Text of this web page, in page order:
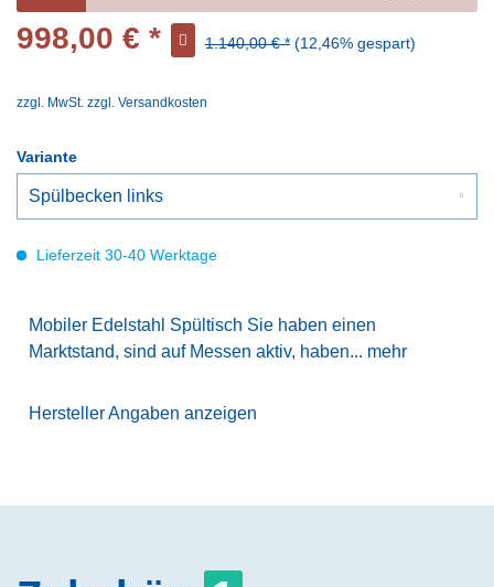
998,00 € * 1.140,00 € * (12,46% gespart)
zzgl. MwSt. zzgl. Versandkosten
Variante
Lieferzeit 30-40 Werktage
Mobiler Edelstahl Spültisch Sie haben einen
Marktstand, sind auf Messen aktiv, haben... mehr
Hersteller Angaben anzeigen